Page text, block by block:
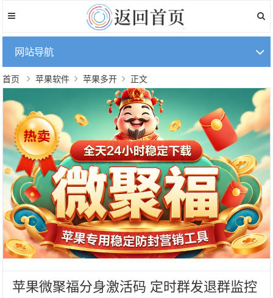
网站导航
首页 苹果软件 苹果多开 正文
苹果微聚福分身激活码 定时群发退群监控